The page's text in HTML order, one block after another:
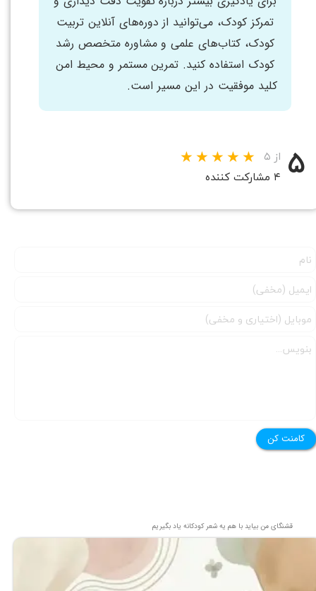
تمرکز کودک، می‌توانید از دوره‌های آنلاین تربیت
کودک، کتاب‌های علمی و مشاوره متخصص رشد
کودک استفاده کنید. تمرین مستمر و محیط امن
کلید موفقیت در این مسیر است.
۵ از ۵
۴ مشارکت کننده
کامنت کن
قشنگای من بيايد با هم یه شعر کودکانه ياد بگیریم